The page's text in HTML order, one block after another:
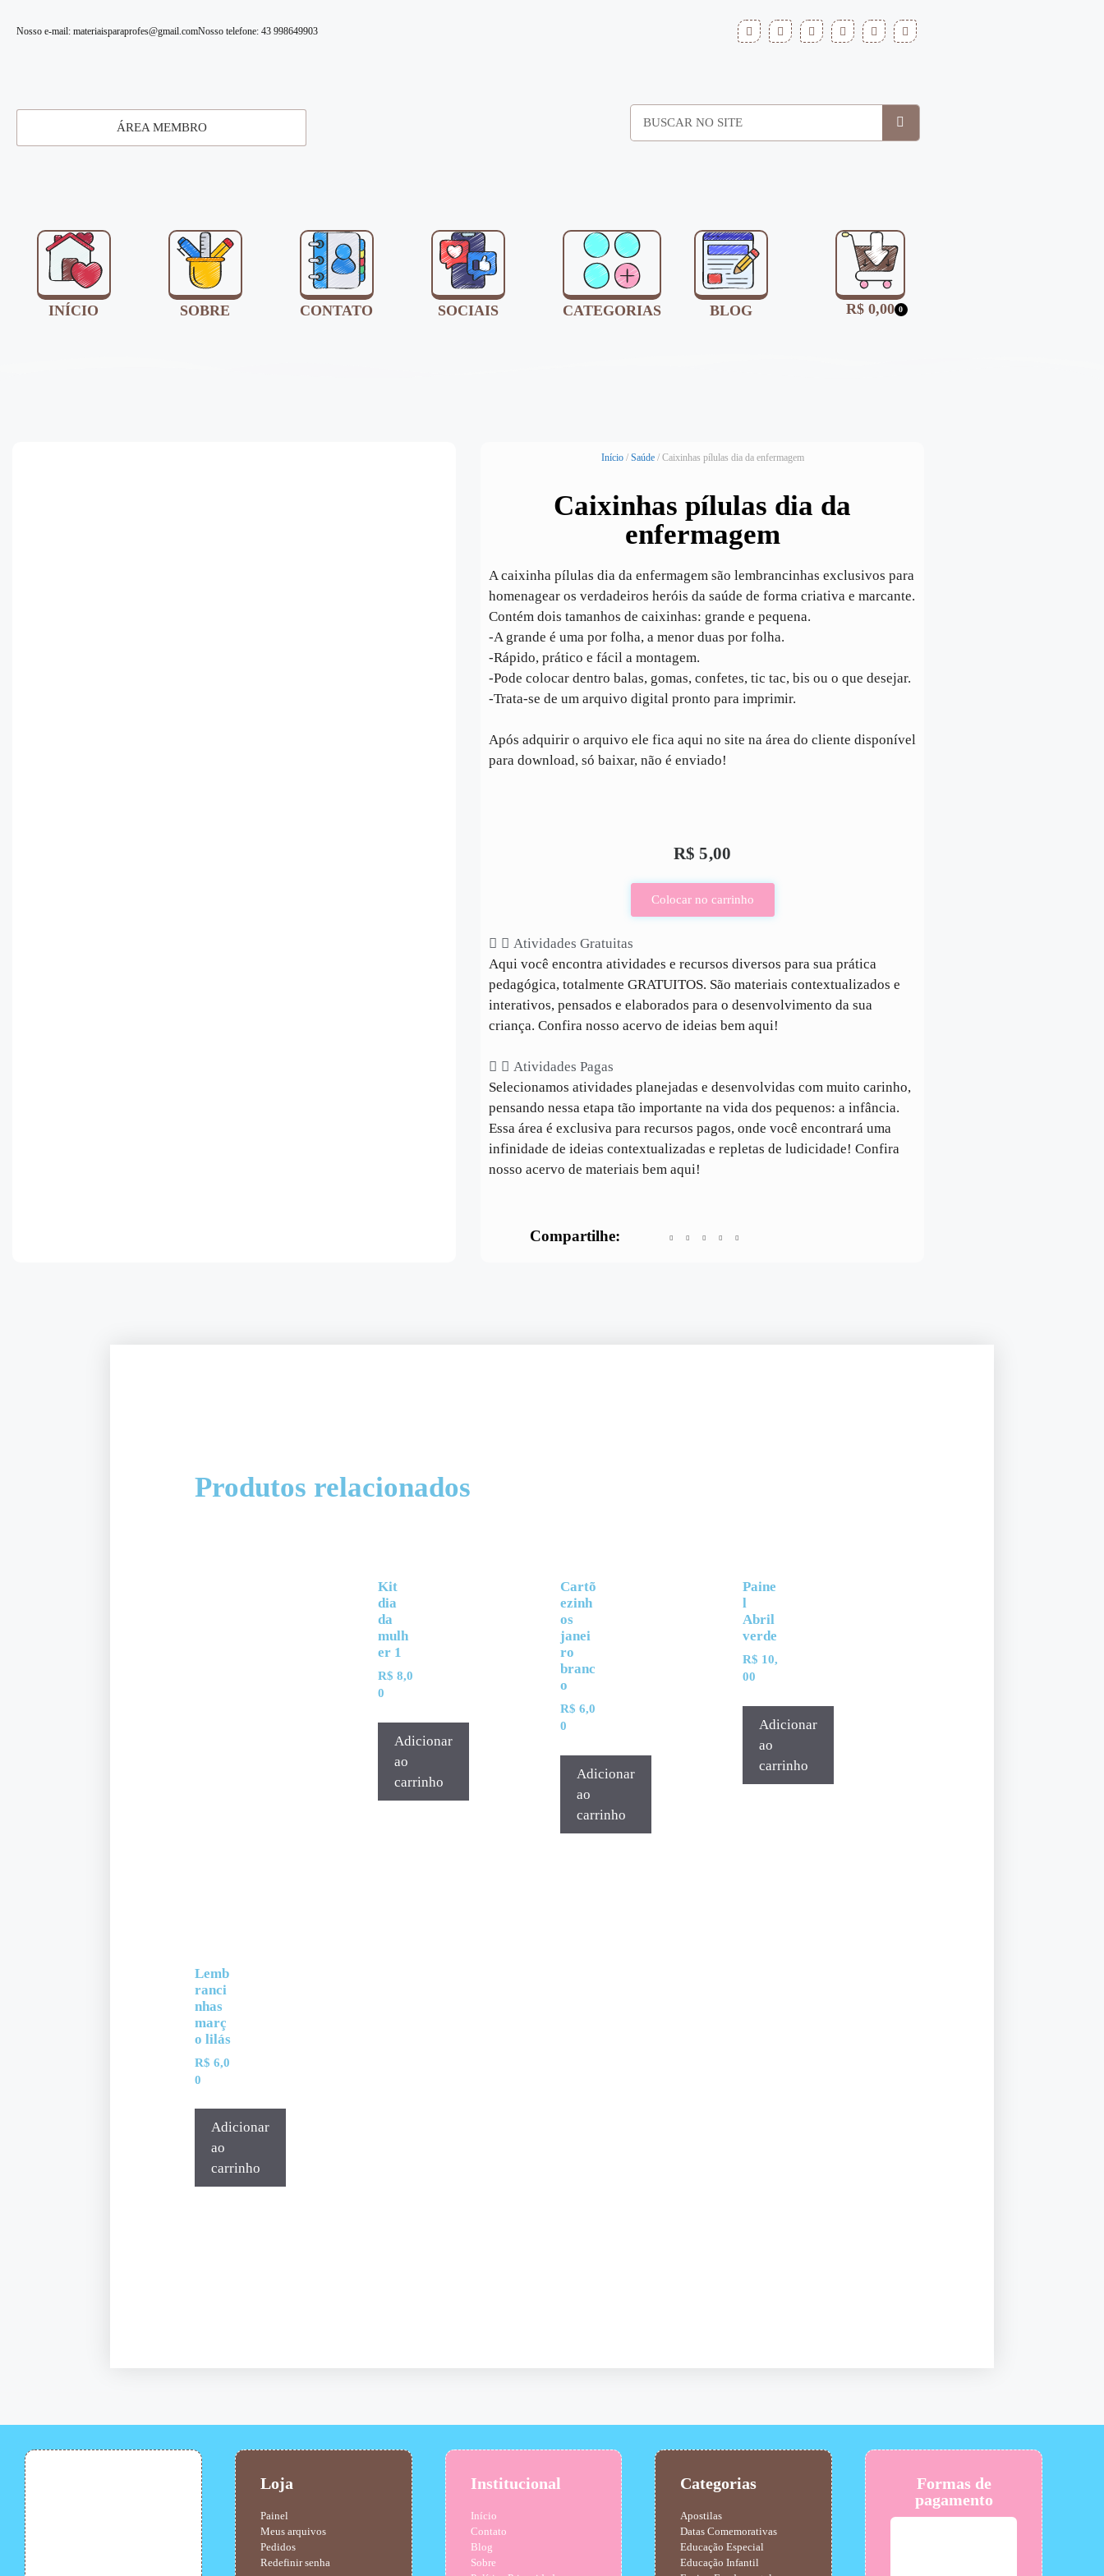
Nosso e-mail: materiaisparaprofes@gmail.comNosso telefone: 43 998649903
ÁREA MEMBRO
INÍCIO SOBRE CONTATO SOCIAIS CATEGORIAS BLOG R$0,00 0
Início/ Saúde/ Caixinhas pílulas dia da enfermagem
Caixinhas pílulas dia da
enfermagem
️A caixinha pílulas dia da enfermagem são lembrancinhas exclusivos para
homenagear os verdadeiros heróis da saúde de forma criativa e marcante.
Contém dois tamanhos de caixinhas: grande e pequena.
-A grande é uma por folha, a menor duas por folha.
-Rápido, prático e fácil a montagem.
-Pode colocar dentro balas, gomas, confetes, tic tac, bis ou o que desejar.
-Trata-se de um arquivo digital pronto para imprimir.
Após adquirir o arquivo ele fica aqui no site na área do cliente disponível
para download, só baixar, não é enviado!
R$ 5,00
Colocar no carrinho
Atividades Gratuitas
Aqui você encontra atividades e recursos diversos para sua prática
pedagógica, totalmente GRATUITOS. São materiais contextualizados e
interativos, pensados e elaborados para o desenvolvimento da sua
criança. Confira nosso acervo de ideias bem aqui!
Atividades Pagas
Selecionamos atividades planejadas e desenvolvidas com muito carinho,
pensando nessa etapa tão importante na vida dos pequenos: a infância.
Essa área é exclusiva para recursos pagos, onde você encontrará uma
infinidade de ideias contextualizadas e repletas de ludicidade! Confira
nosso acervo de materiais bem aqui!
Compartilhe:
Produtos relacionados
Kit
dia
da
mulh
er 1
R$ 8,0
0
Adicionar
ao
carrinho
Cartõ
ezinh
os
janei
ro
branc
o
R$ 6,0
0
Adicionar
ao
carrinho
Paine
l
Abril
verde
R$ 10,
00
Adicionar
ao
carrinho
Lemb
ranci
nhas
març
o lilás
R$ 6,0
0
Adicionar
ao
carrinho
Loja
Painel
Meus arquivos
Pedidos
Redefinir senha
Institucional
Início
Contato
Blog
Sobre
Categorias
Apostilas
Datas Comemorativas
Educação Especial
Educação Infantil
Formas de
pagamento